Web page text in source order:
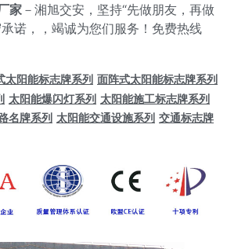
家 －湘旭交安，坚持“先做朋友，再做
诺，，竭诚为您们服务！免费热线
太阳能标志牌系列 面阵式太阳能标志牌系列
太阳能爆闪灯系列 太阳能施工标志牌系列
名牌系列 太阳能交通设施系列 交通标志牌